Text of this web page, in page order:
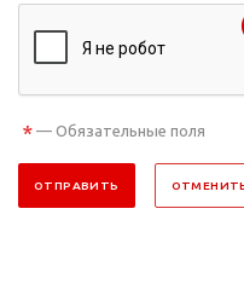
* — Обязательные поля
ОТПРАВИТЬ